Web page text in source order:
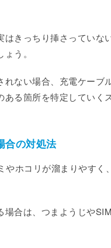
きっちり挿さってい
う。
ない場合、充電ケーブ
る箇所を特定していく
合の対処法
ホコリが溜まりやす
合は、つまようじや